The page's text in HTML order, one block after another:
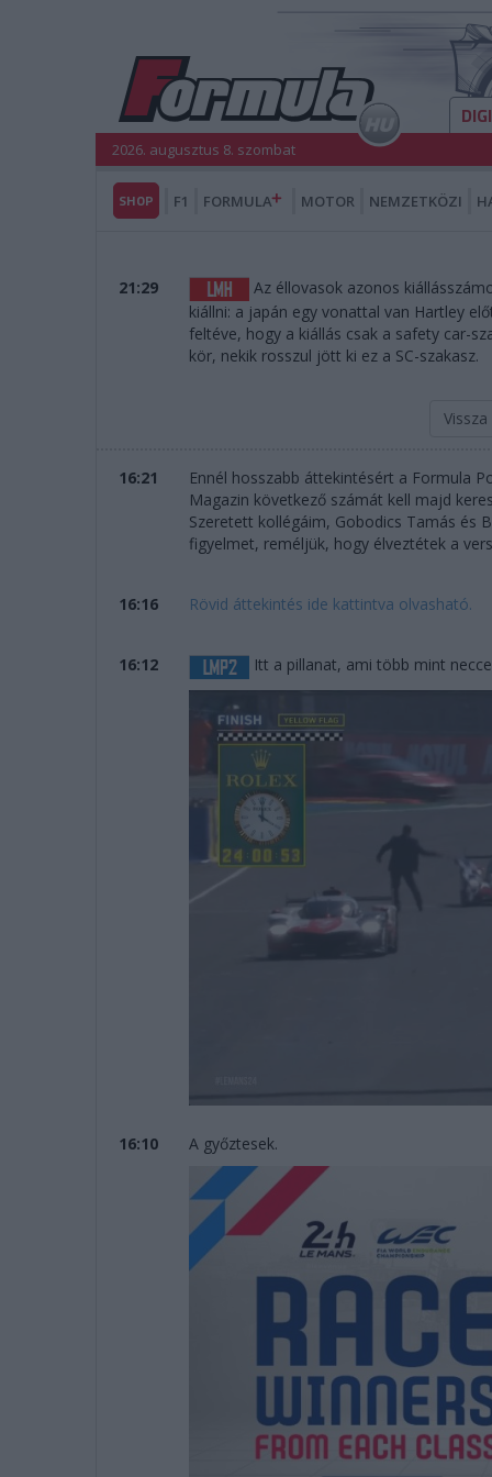
2026. augusztus 8. szombat
SHOP F1 FORMULA MOTOR NEMZETKÖZI
21:29
Az éllovasok azonos
kiállni: a japán egy vonattal van Hartley
feltéve, hogy a kiállás csak a safety car-
kör, nekik rosszul jött ki ez a SC-szakasz.
16:21
Ennél hosszabb áttekintésért a Formula
Magazin következő számát kell majd
Szeretett kollégáim, Gobodics Tamás és
figyelmet, reméljük, hogy élveztétek a
16:16 Rövid áttekintés ide kattintva olvasható.
16:12 Itt a pillanat, ami több mint
16:10 A győztesek.